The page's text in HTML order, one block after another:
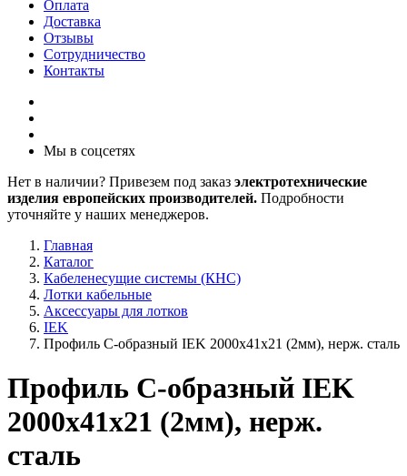
Оплата
Доставка
Отзывы
Сотрудничество
Контакты
Мы в соцсетях
Нет в наличии? Привезем под заказ электротехнические
изделия европейских производителей. Подробности
уточняйте у наших менеджеров.
Главная
Каталог
Кабеленесущие системы (КНС)
Лотки кабельные
Аксессуары для лотков
IEK
Профиль С-образный IEK 2000х41х21 (2мм), нерж. сталь
Профиль С-образный IEK
2000х41х21 (2мм), нерж.
сталь